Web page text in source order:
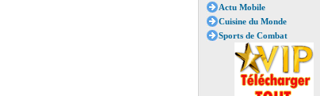
Actu Mobile
Cuisine du Monde
Sports de Combat